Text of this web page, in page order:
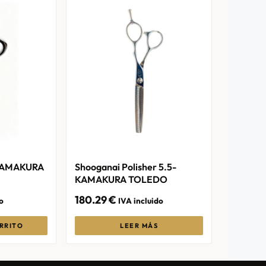
Shooganai Polisher 5.5-
KAMAKURA TOLEDO
180.29€ IVA incluido
LEER MÁS